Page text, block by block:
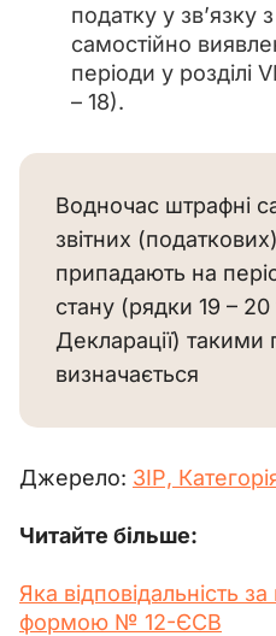
податку у зв’язку
самостійно
періоди у розділі
– 18).
Водночас штрафні
звітних
припадають на
стану (рядки 19 – 20
Декларації)
визначається
Джерело: ЗІР,
Читайте більше:
Яка відповідальність
формою № 12-ЄСВ